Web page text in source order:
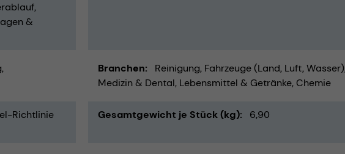
&
Branchen Reinigung Fahrzeuge (Land, Luft, Wasser)
Medizin & Dental Lebensmittel & Getränke Chemie
Richtlinie
Gesamtgewicht je Stück (kg) 6,90